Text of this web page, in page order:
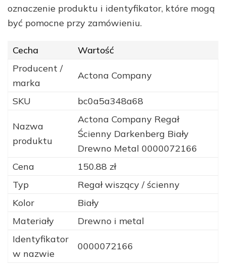
oznaczenie produktu i identyfikator, które mogą
być pomocne przy zamówieniu.
Cecha
Wartość
Producent /
marka
Actona Company
SKU bc0a5a348a68
Nazwa
produktu
Actona Company Regał
Ścienny Darkenberg Biały
Drewno Metal 0000072166
Cena
150.88 zł
Typ
Regał wiszący / ścienny
Kolor
Biały
Materiały
Drewno i metal
Identyfikator
w nazwie
0000072166